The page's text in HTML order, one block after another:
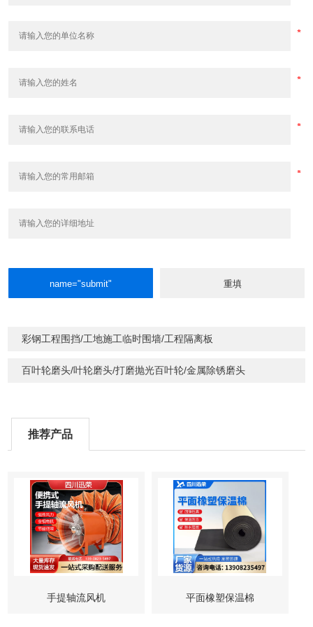
彩钢工程围挡/工地施工临时围墙/工程隔离板
百叶轮磨头/叶轮磨头/打磨抛光百叶轮/金属除锈磨头
推荐产品
手提轴流风机 平面橡塑保温棉